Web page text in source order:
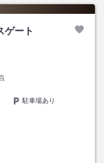
ゲート
駐車場あり